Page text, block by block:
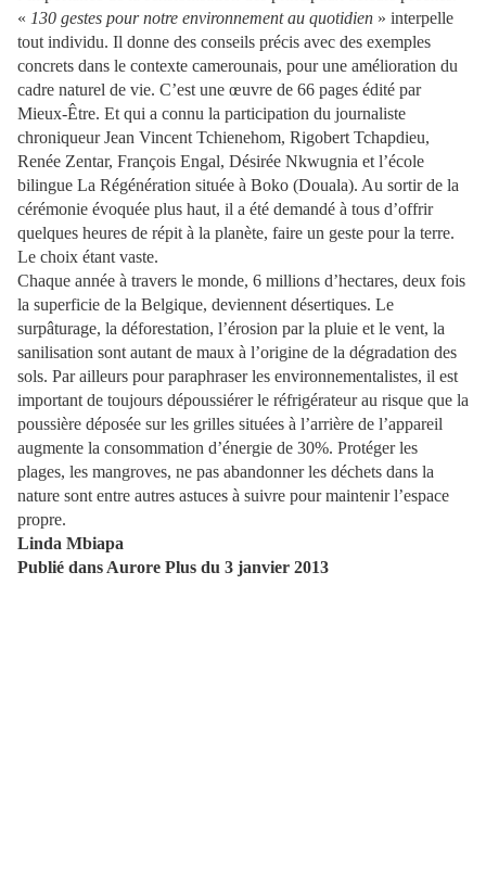
« 130 gestes pour notre environnement au quotidien » interpelle
tout individu. Il donne des conseils précis avec des exemples
concrets dans le contexte camerounais, pour une amélioration du
cadre naturel de vie. C’est une œuvre de 66 pages édité par
Mieux-Être. Et qui a connu la participation du journaliste
chroniqueur Jean Vincent Tchienehom, Rigobert Tchapdieu,
Renée Zentar, François Engal, Désirée Nkwugnia et l’école
bilingue La Régénération située à Boko (Douala). Au sortir de la
cérémonie évoquée plus haut, il a été demandé à tous d’offrir
quelques heures de répit à la planète, faire un geste pour la terre.
Le choix étant vaste.
Chaque année à travers le monde, 6 millions d’hectares, deux fois
la superficie de la Belgique, deviennent désertiques. Le
surpâturage, la déforestation, l’érosion par la pluie et le vent, la
sanilisation sont autant de maux à l’origine de la dégradation des
sols. Par ailleurs pour paraphraser les environnementalistes, il est
important de toujours dépoussiérer le réfrigérateur au risque que la
poussière déposée sur les grilles situées à l’arrière de l’appareil
augmente la consommation d’énergie de 30%. Protéger les
plages, les mangroves, ne pas abandonner les déchets dans la
nature sont entre autres astuces à suivre pour maintenir l’espace
propre.
Linda Mbiapa
Publié dans Aurore Plus du 3 janvier 2013